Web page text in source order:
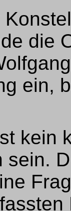
die
ein,
kein
sein.